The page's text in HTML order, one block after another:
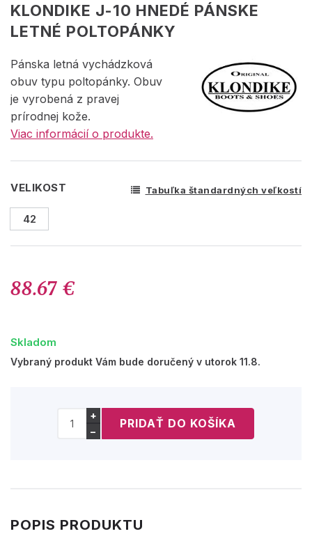
KLONDIKE J-10 HNEDÉ PÁNSKE
LETNÉ POLTOPÁNKY
Pánska letná vychádzková
obuv typu poltopánky. Obuv
je vyrobená z pravej
prírodnej kože.
Viac informácií o produkte.
VELIKOST Tabuľka štandardných veľkostí
42
88.67 €
Skladom
Vybraný produkt Vám bude doručený v utorok 11.8.
+
−
POPIS PRODUKTU